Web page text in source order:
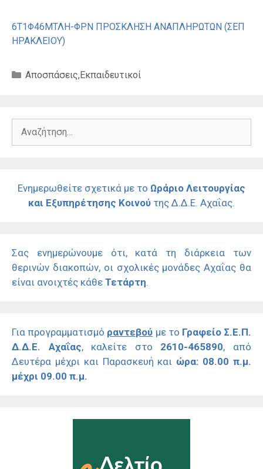
6Τ1Φ46ΜΤΛΗ-ΦΡΝ ΠΡΟΣΚΛΗΣΗ ΑΝΑΠΛΗΡΩΤΩΝ (ΣΕΠ
ΗΡΑΚΛΕΙΟΥ)
Κατηγορίες
Αποσπάσεις,Εκπαιδευτικοί
Αναζήτηση
Ενημερωθείτε σχετικά με το Ωράριο Λειτουργίας
και Εξυπηρέτησης Κοινού της Δ.Δ.Ε. Αχαΐας.
Σας ενημερώνουμε ότι, κατά τη διάρκεια των
θερινών διακοπών, οι σχολικές μονάδες Αχαΐας θα
είναι ανοιχτές κάθε Τετάρτη.
Για προγραμματισμό ραντεβού με το Γραφείο Σ.Ε.Π.
Δ.Δ.Ε. Αχαΐας, καλείτε στο 2610-465890, από
Δευτέρα μέχρι και Παρασκευή και ώρα: 08.00 π.μ.
μέχρι 09.00 π.μ.